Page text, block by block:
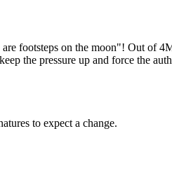
footsteps on the moon"! Out of
the pressure up and force the
to expect a change.